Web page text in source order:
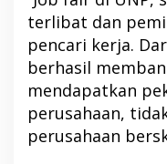
terlibat dan
pencari kerja.
berhasil
mendapatkan
perusahaan,
perusahaan